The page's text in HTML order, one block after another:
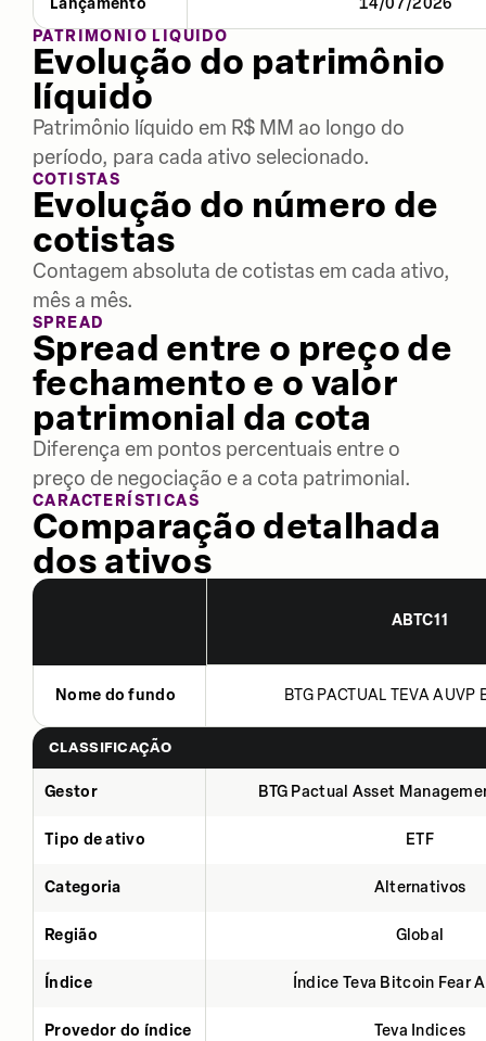
PATRIMÔNIO LÍQUIDO
Evolução do patrimônio
líquido
Patrimônio líquido em R$ MM ao longo do
período, para cada ativo selecionado.
COTISTAS
Evolução do número de
cotistas
Contagem absoluta de cotistas em cada ativo,
mês a mês.
SPREAD
Spread entre o preço de
fechamento e o valor
patrimonial da cota
Diferença em pontos percentuais entre o
preço de negociação e a cota patrimonial.
CARACTERÍSTICAS
Comparação detalhada
dos ativos
ABTC11
Nome do fundo BTG PACTUAL TEVA AUVP
CLASSIFICAÇÃO
Gestor BTG Pactual Asset
Tipo de ativo ETF
Categoria Alternativos
Região Global
Índice Índice Teva Bitcoin Fear
Provedor do índice Teva Indices